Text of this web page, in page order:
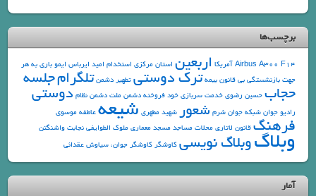
برچسب‌ها
Airbus A300 F14 آمریکا اربعین استان مرکزی استخدام امید ایرباس ایمو باری به هر
جهت بازنشستگی بی قانون بیمه ترک دوستی تطهیر دشمن تلگرامجلسه
حجاب حسین رضوی خدمت سربازی خود فروخته دشمن ملت دشمن نظام دوستی
رادیو جوان شبکه جوان شرم شعور شهید مطهری شیعه عاطفه موسوی
فرهنگ قانون لاتاری محلات مساجد مسجد معماری ملوک الطوایفی نجابت واشنگتن وبلاگوبلاگ نویسی کاوشگر کاوشگر جوان، سیاوش عقدائی
آمار